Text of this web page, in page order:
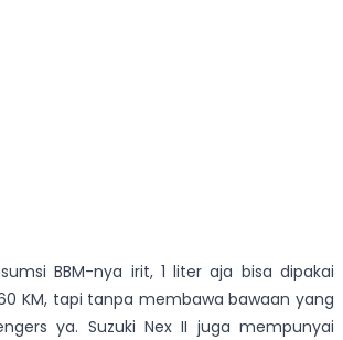
BBM-nya irit, 1 liter aja bisa dipakai
KM, tapi tanpa membawa bawaan yang
ya. Suzuki Nex II juga mempunyai